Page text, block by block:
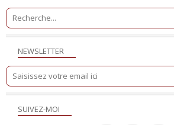
NEWSLETTER
SUIVEZ-MOI